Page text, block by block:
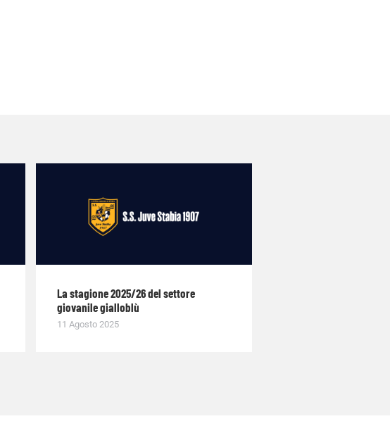
La stagione 2025/26 del settore
giovanile gialloblù
11 Agosto 2025